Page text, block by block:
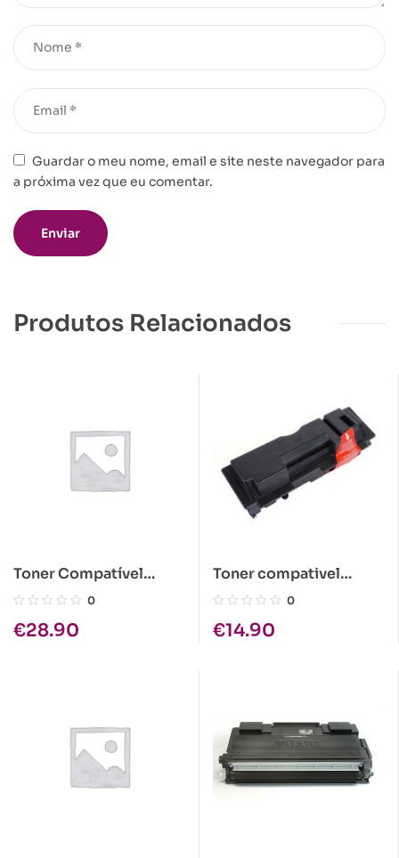
Guardar o meu nome, email e site neste navegador para
a próxima vez que eu comentar.
Produtos Relacionados
Toner Compatível
Epson C1100 Magenta
0
€28.90
Toner compativel
Kyocera TK-340
0
€14.90